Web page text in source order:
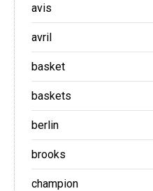
avis
avril
basket
baskets
berlin
brooks
champion